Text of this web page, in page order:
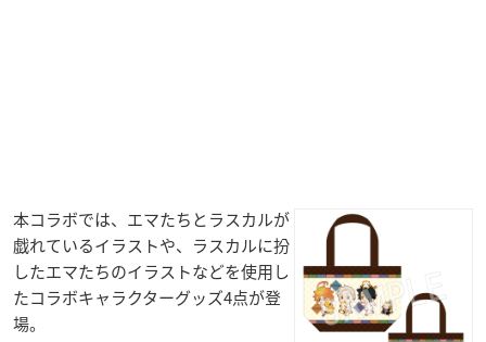
本コラボでは、エマたちとラスカルが
戯れているイラストや、ラスカルに扮
したエマたちのイラストなどを使用し
たコラボキャラクターグッズ4点が登
場。